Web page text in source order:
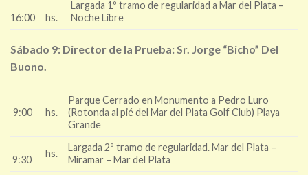
16:00 hs.
Largada 1º tramo de regularidad a Mar del Plata –
Noche Libre
Sábado 9: Director de la Prueba: Sr. Jorge “Bicho” Del
Buono.
9:00 hs.
Parque Cerrado en Monumento a Pedro Luro
(Rotonda al pié del Mar del Plata Golf Club) Playa
Grande
9:30
hs.
Largada 2º tramo de regularidad. Mar del Plata –
Miramar – Mar del Plata